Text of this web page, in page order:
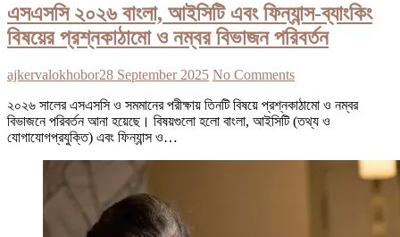
এসএসসি ২০২৬ বাংলা, আইসিটি এবং ফিন্যান্স-ব্যাংকিং
বিষয়ের প্রশ্নকাঠামো ও নম্বর বিভাজন পরিবর্তন
ajkervalokhobor28 September 2025 No Comments
২০২৬ সালের এসএসসি ও সমমানের পরীক্ষায় তিনটি বিষয়ে প্রশ্নকাঠামো ও নম্বর
বিভাজনে পরিবর্তন আনা হয়েছে। বিষয়গুলো হলো বাংলা, আইসিটি (তথ্য ও
যোগাযোগপ্রযুক্তি) এবং ফিন্যান্স ও…